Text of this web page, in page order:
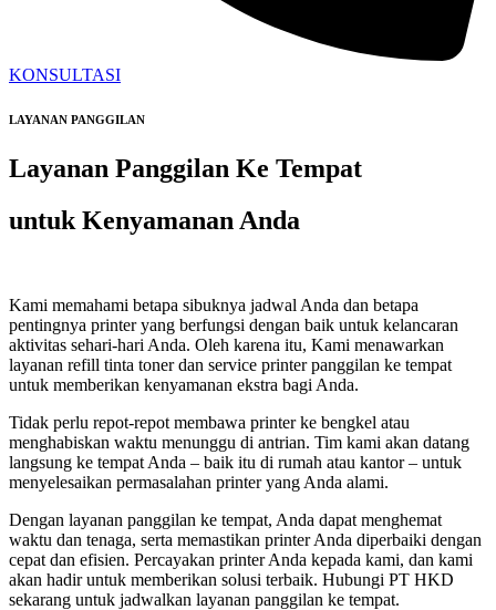
KONSULTASI
LAYANAN PANGGILAN
Layanan Panggilan Ke Tempat
untuk Kenyamanan Anda
Kami memahami betapa sibuknya jadwal Anda dan betapa
pentingnya printer yang berfungsi dengan baik untuk kelancaran
aktivitas sehari-hari Anda. Oleh karena itu, Kami menawarkan
layanan refill tinta toner dan service printer panggilan ke tempat
untuk memberikan kenyamanan ekstra bagi Anda.
Tidak perlu repot-repot membawa printer ke bengkel atau
menghabiskan waktu menunggu di antrian. Tim kami akan datang
langsung ke tempat Anda – baik itu di rumah atau kantor – untuk
menyelesaikan permasalahan printer yang Anda alami.
Dengan layanan panggilan ke tempat, Anda dapat menghemat
waktu dan tenaga, serta memastikan printer Anda diperbaiki dengan
cepat dan efisien. Percayakan printer Anda kepada kami, dan kami
akan hadir untuk memberikan solusi terbaik. Hubungi PT HKD
sekarang untuk jadwalkan layanan panggilan ke tempat.